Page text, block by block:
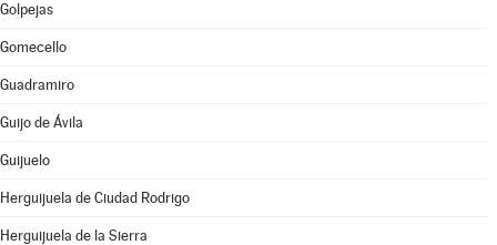
Golpejas
Gomecello
Guadramiro
Guijo de Ávila
Guijuelo
Herguijuela de Ciudad Rodrigo
Herguijuela de la Sierra